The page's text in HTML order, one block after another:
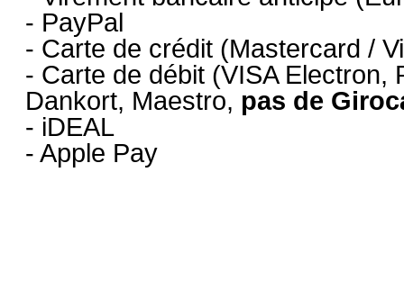
- PayPal
- Carte de crédit (Mastercard /
- Carte de débit (VISA Electron,
Dankort, Maestro, pas de
- iDEAL
- Apple Pay